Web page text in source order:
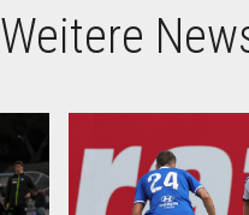
Weitere